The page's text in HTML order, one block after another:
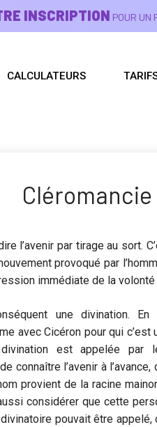
INSCRIPTION POUR UN
CALCULATEURS
Cléromancie
l’avenir par tirage au sort.
provoqué par
immédiate de la
une divination.
avec Cicéron pour qui
est appelée par
connaître l’avenir à l’avance,
provient de la racine
considérer que cette
pouvait être